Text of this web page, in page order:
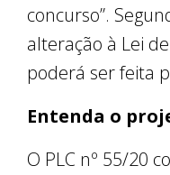
concurso”.
alteração à Lei
poderá ser feita
Entenda o
O PLC nº 55/20